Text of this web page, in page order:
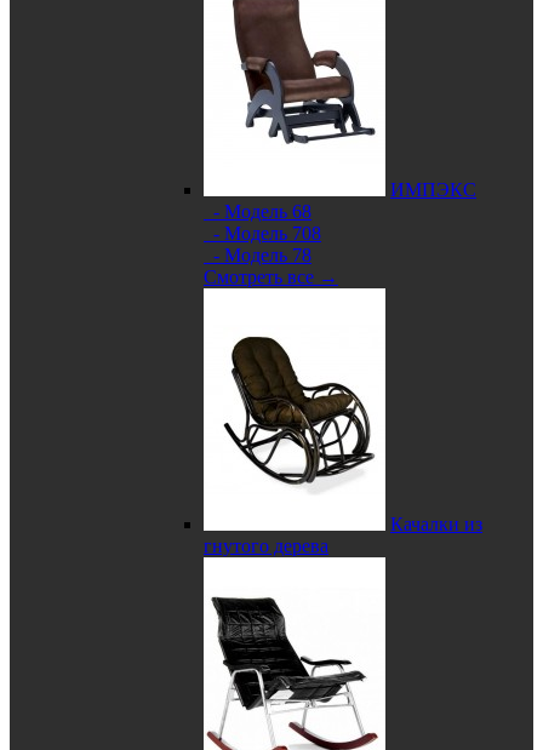
ИМПЭКС
- Модель 68
- Модель 708
- Модель 78
Смотреть все →
Качалки из
гнутого дерева